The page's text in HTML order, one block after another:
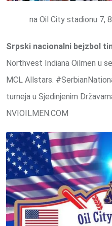
na Oil City stadionu 7,
Srpski nacionalni bejzbol
Northvest Indiana Oilmen u
MCL Allstars.
turneja u Sjedinjenim
NVIOILMEN.COM